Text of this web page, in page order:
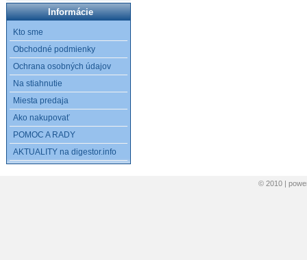
Informácie
Kto sme
Obchodné podmienky
Ochrana osobných údajov
Na stiahnutie
Miesta predaja
Ako nakupovať
POMOC A RADY
AKTUALITY na digestor.info
© 2010 |